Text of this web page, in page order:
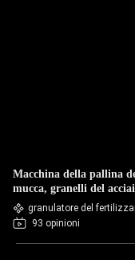
Macchina della pallina
mucca, granelli del
macchina
granulatore del
93 opinioni